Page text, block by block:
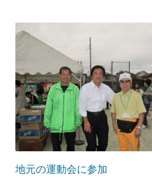
地元の運動会に参加